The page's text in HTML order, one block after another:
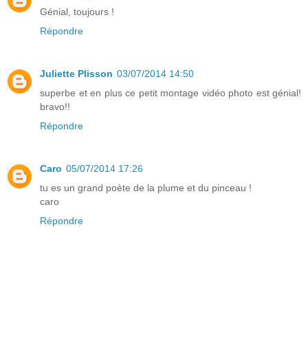
Génial, toujours !
Répondre
Juliette Plisson 03/07/2014 14:50
superbe et en plus ce petit montage vidéo photo est génial!
bravo!!
Répondre
Caro 05/07/2014 17:26
tu es un grand poète de la plume et du pinceau !
caro
Répondre